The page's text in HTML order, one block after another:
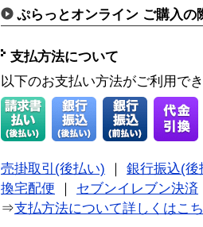
ぷらっとオンライン ご購入の
支払方法について
以下のお支払い方法がご利用で
売掛取引(後払い)
銀行振込(後
換宅配便
セブンイレブン決済
⇒支払方法について詳しくはこ